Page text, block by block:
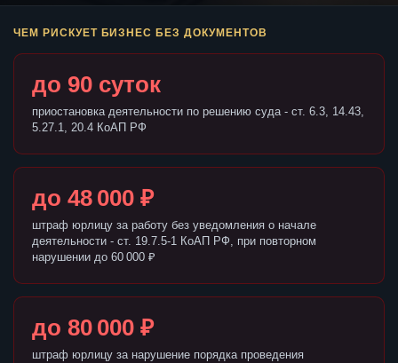
ЧЕМ РИСКУЕТ БИЗНЕС БЕЗ ДОКУМЕНТОВ
до 90 суток
приостановка деятельности по решению суда - ст. 6.3, 14.43,
5.27.1, 20.4 КоАП РФ
до 48 000 ₽
штраф юрлицу за работу без уведомления о начале
деятельности - ст. 19.7.5-1 КоАП РФ, при повторном
нарушении до 60 000 ₽
до 80 000 ₽
штраф юрлицу за нарушение порядка проведения